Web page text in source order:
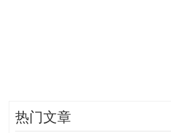
热门文章